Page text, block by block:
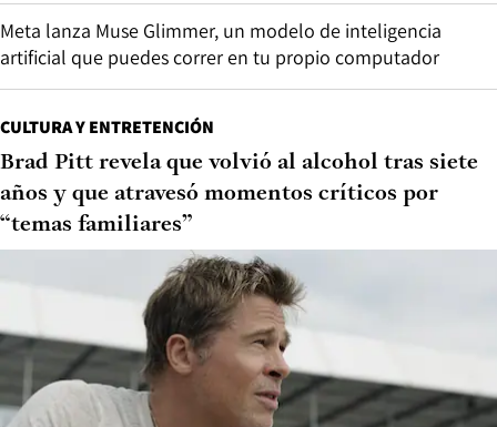
Meta lanza Muse Glimmer, un modelo de inteligencia
artificial que puedes correr en tu propio computador
CULTURA Y ENTRETENCIÓN
Brad Pitt revela que volvió al alcohol tras siete
años y que atravesó momentos críticos por
“temas familiares”